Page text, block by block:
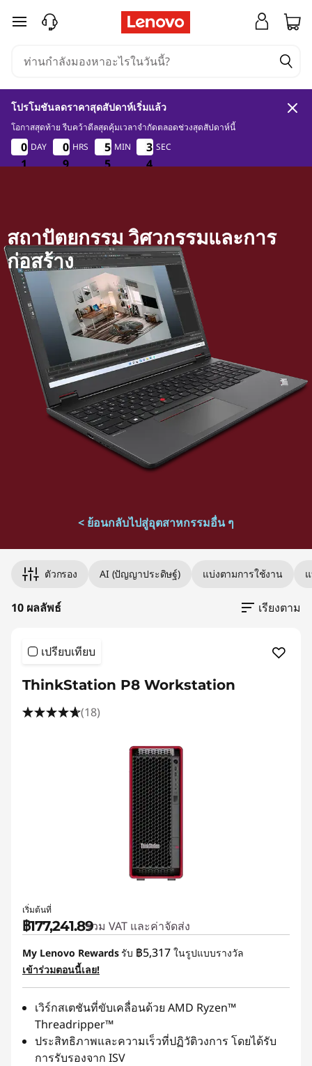
ข้ามไปที่เนื้อหาหลัก
โปรโมชันลดราคาสุดสัปดาห์เริ่มแล้ว
โอกาสสุดท้าย รีบคว้าดีลสุดคุ้มเวลาจำกัดตลอดช่วงสุดสัปดาห์นี้
0
1
0
1
0
1
0
1
DAY
0
9
0
9
0
9
0
9
HRS
5
5
5
5
5
5
5
5
MIN 3
3
3
2
3
3
3
2
SEC
สถาปัตยกรรม วิศวกรรมและการ
ก่อสร้าง
< ย้อนกลับไปสู่อุตสาหกรรมอื่น ๆ
ตัวกรอง AI (ปัญญาประดิษฐ์) แบ่งตามการใช้งาน
10 ผลลัพธ์ เรียงตาม
เปรียบเทียบ
ThinkStation P8 Workstation
(18)
เริ่มต้นที่
฿177,241.89รวม VAT และค่าจัดส่ง
My Lenovo Rewardsรับ ฿5,317 ในรูปแบบรางวัล
เข้าร่วมตอนนี้เลย!
เวิร์กสเตชันที่ขับเคลื่อนด้วย AMD Ryzen™
Threadripper™
ประสิทธิภาพและความเร็วที่ปฏิวัติวงการ โดยได้รับ
การรับรองจาก ISV